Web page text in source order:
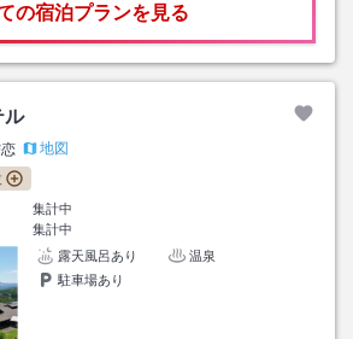
の宿泊プランを見る
ル
地図
集計中
集計中
露天風呂あり
温泉
駐車場あり